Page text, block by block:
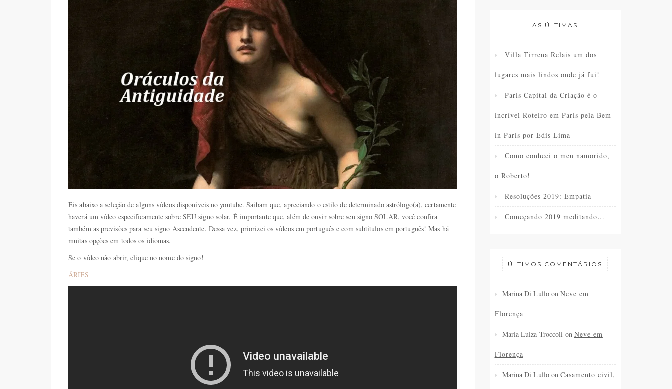
Eis abaixo a seleção de alguns vídeos disponíveis no youtube. Saibam que, apreciando o estilo de determinado astrólogo(a), certamente
haverá um vídeo especificamente sobre SEU signo solar. É importante que, além de ouvir sobre seu signo SOLAR, você confira
também as previsões para seu signo Ascendente. Dessa vez, priorizei os vídeos em português e com subtítulos em português! Mas há
muitas opções em todos os idiomas.
Se o vídeo não abrir, clique no nome do signo!
ÁRIES
AS ÚLTIMAS
Villa Tirrena Relais um dos
lugares mais lindos onde já fui!
Paris Capital da Criação é o
incrível Roteiro em Paris pela Bem
in Paris por Edis Lima
Como conheci o meu namorido,
o Roberto!
Resoluções 2019: Empatia
Começando 2019 meditando…
ÚLTIMOS COMENTÁRIOS
Marina Di Lullo onNeve em
Florença
Maria Luiza Troccoli on Neve em
Florença
Marina Di Lullo onCasamento civil,